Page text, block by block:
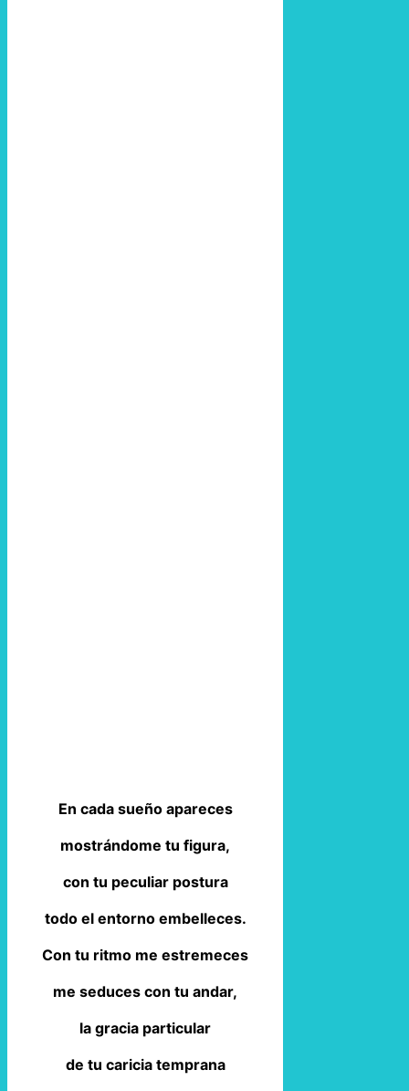
En cada sueño apareces
mostrándome tu figura,
con tu peculiar postura
todo el entorno embelleces.
Con tu ritmo me estremeces
me seduces con tu andar,
la gracia particular
de tu caricia temprana